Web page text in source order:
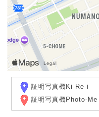
証明写真機Ki-Re-i
証明写真機Photo-Me